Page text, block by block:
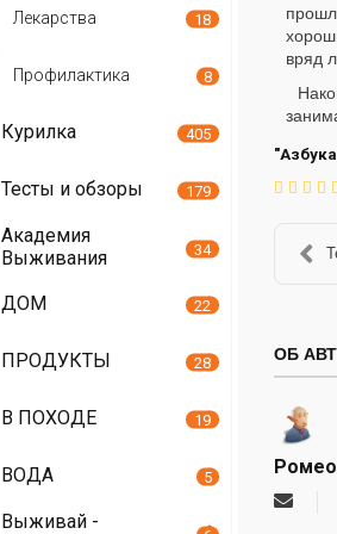
вряд
ОБ
Лекарства 18
Профилактика 8
Курилка 405
Тесты и обзоры 179
Академия
Выживания
34
ДОМ 22
ПРОДУКТЫ 28
В ПОХОДЕ 19
ВОДА 5
Выживай -